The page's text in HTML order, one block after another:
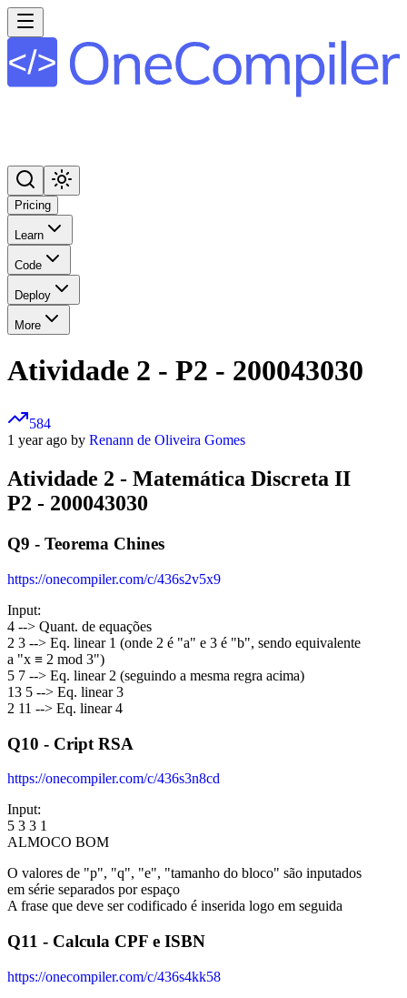
Pricing
Learn
Code
Deploy
More
Atividade 2 - P2 - 200043030
584
1 year ago by Renann de Oliveira Gomes
Atividade 2 - Matemática Discreta II
P2 - 200043030
Q9 - Teorema Chines
https://onecompiler.com/c/436s2v5x9
Input:
4 --> Quant. de equações
2 3 --> Eq. linear 1 (onde 2 é "a" e 3 é "b", sendo equivalente
a "x ≡ 2 mod 3")
5 7 --> Eq. linear 2 (seguindo a mesma regra acima)
13 5 --> Eq. linear 3
2 11 --> Eq. linear 4
Q10 - Cript RSA
https://onecompiler.com/c/436s3n8cd
Input:
5 3 3 1
ALMOCO BOM
O valores de "p", "q", "e", "tamanho do bloco" são inputados
em série separados por espaço
A frase que deve ser codificado é inserida logo em seguida
Q11 - Calcula CPF e ISBN
https://onecompiler.com/c/436s4kk58